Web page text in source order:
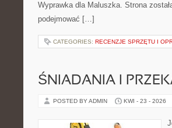
Wyprawka dla Maluszka. Strona
podejmować […]
CATEGORIES: RECENZJE SPRZĘTU I
ŚNIADANIA I
POSTED BY ADMIN KWI - 23 - 2026